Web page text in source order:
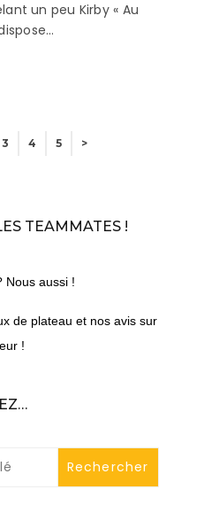
un peu Kirby « Au
3 4 5 >
TEAMMATES !
Nous aussi !
de plateau et nos avis sur
!